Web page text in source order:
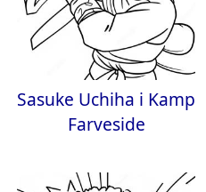
Sasuke Uchiha i Kamp
Farveside